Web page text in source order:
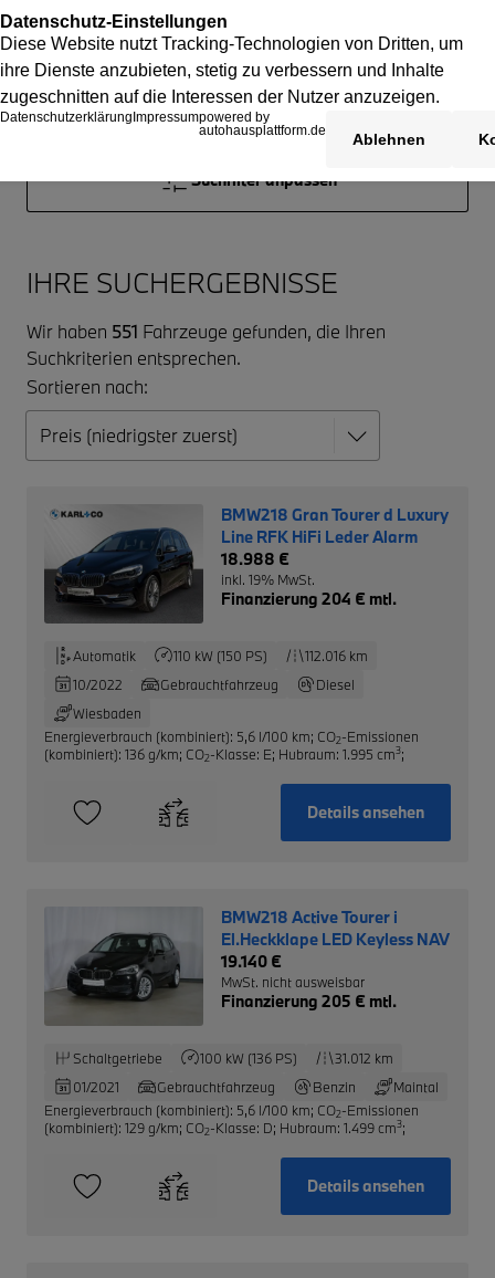
Suchfilter anpassen
IHRE SUCHERGEBNISSE
Wir haben 551 Fahrzeuge gefunden, die Ihren
Suchkriterien entsprechen.
Sortieren nach:
BMW218 Gran Tourer d Luxury
Line RFK HiFi Leder Alarm
18.988 €
inkl. 19% MwSt.
Finanzierung 204 € mtl.
Automatik 110 kW (150 PS)
112.016 km
10/2022
Gebrauchtfahrzeug
Diesel
Wiesbaden
Energieverbrauch (kombiniert): 5,6 l/100 km; CO2-Emissionen
(kombiniert): 136 g/km; CO2-Klasse: E; Hubraum: 1.995 cm3;
Details ansehen
BMW218 Active Tourer i
El.Heckklape LED Keyless NAV
19.140 €
MwSt. nicht ausweisbar
Finanzierung 205 € mtl.
Schaltgetriebe 100 kW (136 PS)
31.012 km
01/2021
Gebrauchtfahrzeug Benzin
Maintal
Energieverbrauch (kombiniert): 5,6 l/100 km; CO2-Emissionen
(kombiniert): 129 g/km; CO2-Klasse: D; Hubraum: 1.499 cm3;
Details ansehen